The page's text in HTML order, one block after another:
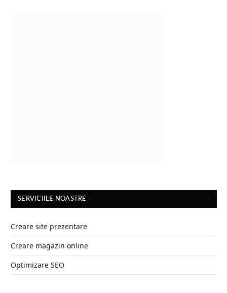
SERVICIILE NOASTRE
Creare site prezentare
Creare magazin online
Optimizare SEO